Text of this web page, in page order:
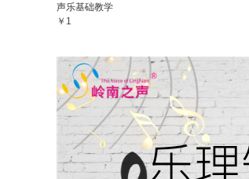
声乐基础教学
￥1